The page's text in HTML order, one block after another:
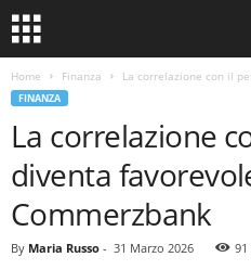
Home Finanza La correlazione con il
FINANZA
La correlazione
diventa
Commerzbank
By Maria Russo - 31 Marzo 2026 91